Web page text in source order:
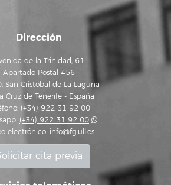
Dirección
de la Trinidad, 61
Apartado Postal 456
San Cristóbal de La Laguna
Cruz de Tenerife - España
(+34) 922 31 92 00
(+34) 922 31 92 00
electrónico: info@fg.ull.es
cita previa